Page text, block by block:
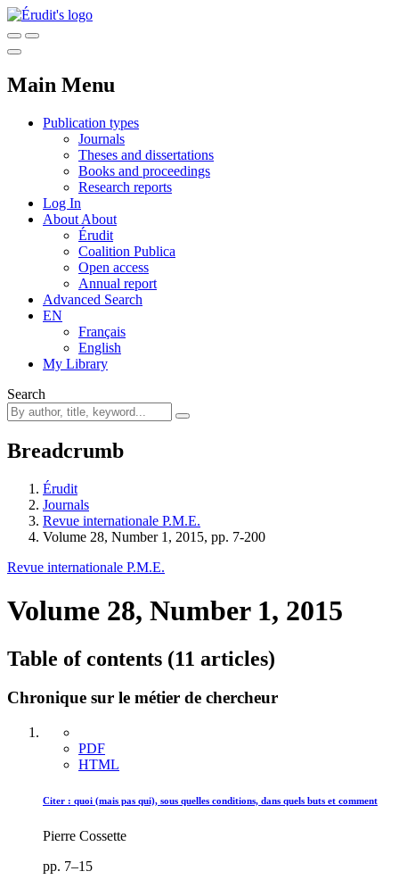
Main Menu
Publication types
Journals
Theses and dissertations
Books and proceedings
Research reports
Log In
About About
Érudit
Coalition Publica
Open access
Annual report
Advanced Search
EN
Français
English
My Library
Search
Breadcrumb
Érudit
Journals
Revue internationale P.M.E.
Volume 28, Number 1, 2015, pp. 7-200
Revue internationale P.M.E.
Volume 28, Number 1, 2015
Table of contents (11 articles)
Chronique sur le métier de chercheur
PDF
HTML
Citer : quoi (mais pas qui), sous quelles conditions, dans quels buts et comment
Pierre Cossette
pp. 7–15